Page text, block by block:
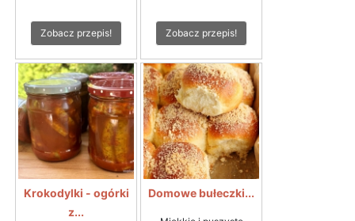
Zobacz przepis! Zobacz przepis!
Krokodylki - ogórki
z...
Domowe bułeczki...